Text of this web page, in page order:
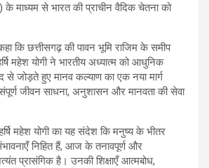
माध्यम से भारत की प्राचीन वैदिक चेतना को
कि छत्तीसगढ़ की पावन भूमि राजिम के समीप
महेश योगी ने भारतीय अध्यात्म को आधुनिक
से जोड़ते हुए मानव कल्याण का एक नया मार्ग
जीवन साधना, अनुशासन और मानवता की सेवा
महेश योगी का यह संदेश कि मनुष्य के भीतर
निहित हैं, आज के तनावपूर्ण और
प्रासंगिक है। उनकी शिक्षाएँ आत्मबोध,